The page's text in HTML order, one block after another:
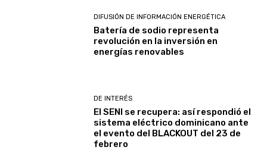
DIFUSIÓN DE INFORMACIÓN ENERGÉTICA
Batería de sodio representa
revolución en la inversión en
energías renovables
DE INTERÉS
El SENI se recupera: así respondió el
sistema eléctrico dominicano ante
el evento del BLACKOUT del 23 de
febrero